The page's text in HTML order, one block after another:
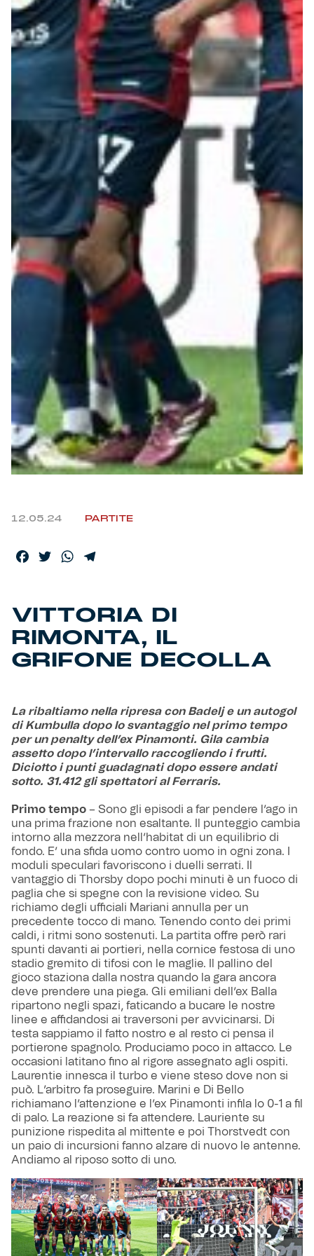
Robe di Kappa x Genoa
Vintage Collection
Red&Blue Voices
Kids
Accessori
Party
Outlet
Caffè Boasi x Genoa
Helan x Genoa
Isolani x Genoa
Gift Card Online Store
Fortissimo batte il mio cuor
12.05.24 PARTITE
Facebook
TwitterWhatsApp
VITTORIA DI
RIMONTA, IL
GRIFONE DECOLLA
La ribaltiamo nella ripresa con Badelj e un autogol
di Kumbulla dopo lo svantaggio nel primo tempo
per un penalty dell’ex Pinamonti. Gila cambia
assetto dopo l’intervallo raccogliendo i frutti.
Diciotto i punti guadagnati dopo essere andati
sotto. 31.412 gli spettatori al Ferraris.
Primo tempo – Sono gli episodi a far pendere l’ago in
una prima frazione non esaltante. Il punteggio cambia
intorno alla mezzora nell’habitat di un equilibrio di
fondo. E’ una sfida uomo contro uomo in ogni zona. I
moduli speculari favoriscono i duelli serrati. Il
vantaggio di Thorsby dopo pochi minuti è un fuoco di
paglia che si spegne con la revisione video. Su
richiamo degli ufficiali Mariani annulla per un
precedente tocco di mano. Tenendo conto dei primi
caldi, i ritmi sono sostenuti. La partita offre però rari
spunti davanti ai portieri, nella cornice festosa di uno
stadio gremito di tifosi con le maglie. Il pallino del
gioco staziona dalla nostra quando la gara ancora
deve prendere una piega. Gli emiliani dell’ex Balla
ripartono negli spazi, faticando a bucare le nostre
linee e affidandosi ai traversoni per avvicinarsi. Di
testa sappiamo il fatto nostro e al resto ci pensa il
portierone spagnolo. Produciamo poco in attacco. Le
occasioni latitano fino al rigore assegnato agli ospiti.
Laurentie innesca il turbo e viene steso dove non si
può. L’arbitro fa proseguire. Marini e Di Bello
richiamano l’attenzione e l’ex Pinamonti infila lo 0-1 a fil
di palo. La reazione si fa attendere. Lauriente su
punizione rispedita al mittente e poi Thorstvedt con
un paio di incursioni fanno alzare di nuovo le antenne.
Andiamo al riposo sotto di uno.